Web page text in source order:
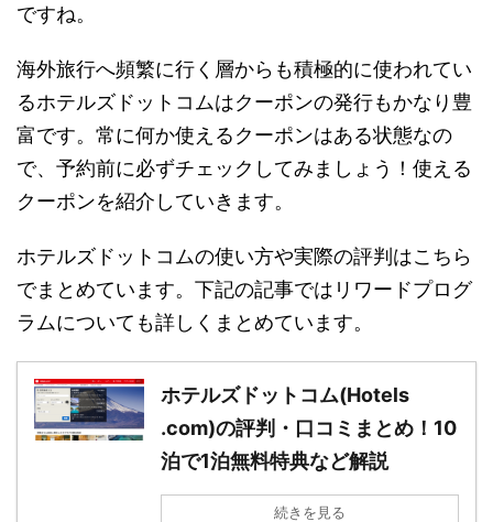
ですね。
海外旅行へ頻繁に行く層からも積極的に使われてい
るホテルズドットコムはクーポンの発行もかなり豊
富です。常に何か使えるクーポンはある状態なの
で、予約前に必ずチェックしてみましょう！使える
クーポンを紹介していきます。
ホテルズドットコムの使い方や実際の評判はこちら
でまとめています。下記の記事ではリワードプログ
ラムについても詳しくまとめています。
ホテルズドットコム(Hotels
.com)の評判・口コミまとめ！10
泊で1泊無料特典など解説
続きを見る